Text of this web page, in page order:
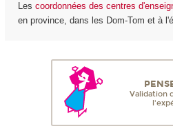
Les coordonnées des centres
en province, dans les Dom-Tom et à
Validation